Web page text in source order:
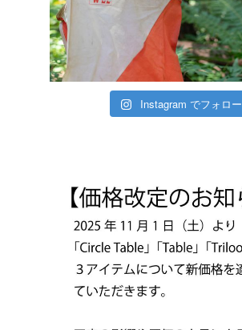
Instagram でフォロー